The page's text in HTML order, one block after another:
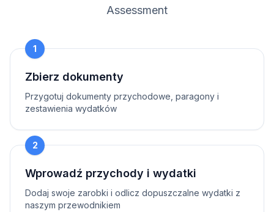
Assessment
1
Zbierz dokumenty
Przygotuj dokumenty przychodowe, paragony i
zestawienia wydatków
2
Wprowadź przychody i wydatki
Dodaj swoje zarobki i odlicz dopuszczalne wydatki z
naszym przewodnikiem